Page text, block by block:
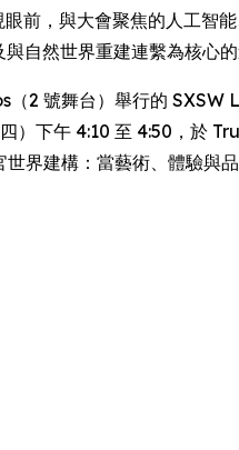
前，與大會聚焦的人工智
自然世界重建連繫為核心的
2 號舞台）舉行的 SXSW
）下午 4:10 至 4:50，於
世界建構：當藝術、體驗與